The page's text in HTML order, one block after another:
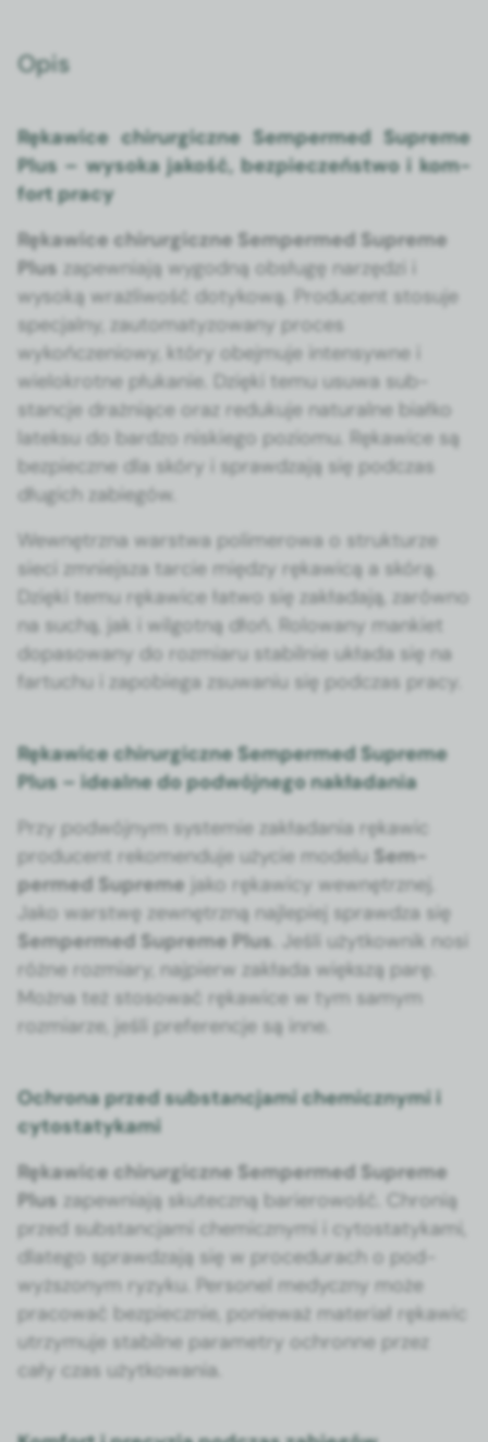
Opis
Rękaw­ice chirur­giczne Sem­permed Supreme
Plus – wyso­ka jakość, bez­pieczeńst­wo i kom­
fort pra­cy
Rękaw­ice chirur­giczne Sem­permed Supreme
Plus zapew­ni­a­ją wygod­ną obsługę narzędzi i
wysoką wrażli­wość dotykową. Pro­du­cent sto­su­je
spec­jal­ny, zau­tomaty­zowany pro­ces
wykończeniowy, który obe­j­mu­je inten­sy­wne i
wielokrotne płukanie. Dzię­ki temu usuwa sub­
stanc­je drażniące oraz reduku­je nat­u­ralne białko
latek­su do bard­zo niskiego poziomu. Rękaw­ice są
bez­pieczne dla skóry i sprawdza­ją się pod­czas
długich zabiegów.
Wewnętrz­na warst­wa polimerowa o struk­turze
sieci zmniejsza tar­cie między rękaw­icą a skórą.
Dzię­ki temu rękaw­ice łat­wo się zakłada­ją, zarówno
na suchą, jak i wilgo­t­ną dłoń. Rolowany manki­et
dopa­sowany do rozmi­aru sta­bil­nie ukła­da się na
far­tuchu i zapo­b­ie­ga zsuwa­niu się pod­czas pra­cy.
Rękawice chirurgiczne Sempermed Supreme
Plus – idealne do podwójnego nakładania
Przy pod­wójnym sys­temie zakłada­nia rękaw­ic
pro­du­cent rekomen­du­je uży­cie mod­elu Sem­
permed Supreme jako rękaw­icy wewnętrznej.
Jako warst­wę zewnętrzną najlepiej sprawdza się
Sem­permed Supreme Plus . Jeśli użytkown­ik nosi
różne rozmi­ary, najpierw zakła­da więk­szą parę.
Moż­na też stosować rękaw­ice w tym samym
rozmi­arze, jeśli pref­er­enc­je są inne.
Ochrona przed substancjami chemicznymi i
cytostatykami
Rękaw­ice chirur­giczne Sem­permed Supreme
Plus zapew­ni­a­ją skuteczną barierowość. Chronią
przed sub­stanc­ja­mi chemiczny­mi i cytostatyka­mi,
dlat­ego sprawdza­ją się w pro­ce­du­rach o pod­
wyżs­zonym ryzyku. Per­son­el medy­czny może
pra­cow­ać bez­piecznie, ponieważ mate­ri­ał rękaw­ic
utrzy­mu­je sta­bilne para­me­try ochronne przez
cały czas użytkowa­nia.